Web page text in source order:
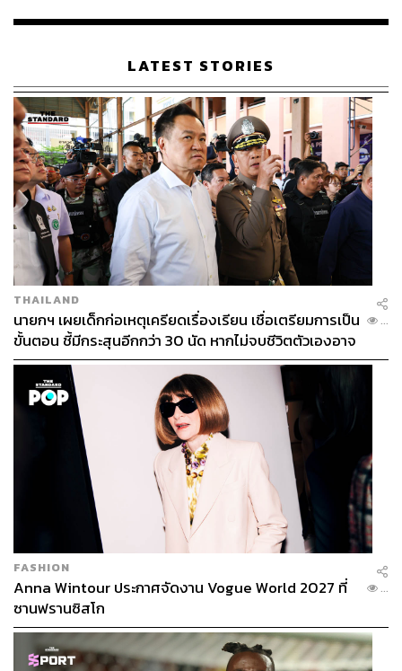
ทำให้คุณเข้าใจชีวิตและความตายในความหมายที่เปลี่ยน
ทังจุนซัง:ที่จริงผมยังเพิ่งอายุ 19 ปี แต่เอาจริงๆ แล้ว มันก็เป็น
เรื่องที่คนอายุเท่านี้สามารถจะนึกถึงได้ แต่ผมไม่เคยคิดเรื่อง
ของ ‘ชีวิตและความตาย’ มากขนาดนั้น แต่พอได้แสดงเรื่องนี้
ที่เกี่ยวกับการจัดของให้คนที่จากไป ทำให้ได้ย้อนคิดว่ามี
สิ่งของอะไรที่สื่อถึงตัวเราบ้าง หรือคิดว่าถ้าเราตายไปแล้ว
หลังจากนั้นจะเป็นยังไง คิดแค่อะไรแบบนี้ ไม่ได้คิดถึง ‘ชีวิต
และความตาย’ ในเชิงปรัชญาหรือคิดถึงเรื่องชีวิตและความ
ตายอย่างจริงจังขนาดนั้นครับ
ฮันกือรู เด็กหนุ่มที่มีอาการแอสเพอร์เกอร์
พนักงานเก็บกวาดที่เกิดเหตุหลังความตายให้กับบริษัท Move
to Heaven แต่เมื่อพ่อเสียชีวิต ทำให้เขาต้องเริ่มทำงานกับ
ญาติเพียงคนเดียวที่หลงเหลืออยู่ คือซังกูและนามูที่เป็นเพื่อน
บ้าน ถึงแม้ว่าเขาต้องดิ้นรนในการแสดงออกทางอารมณ์และ
สื่อสารกับคนอื่นเนื่องจากอาการแอสเพอร์เกอร์ แต่เขากลับ
เข้าใจเรื่องราวที่ถูกทิ้งไว้ของผู้จากไปด้วยพรสวรรค์ในด้าน
การสังเกตและความจำเป็นเลิศ ทั้งยังได้ถ่ายทอดเรื่องราว
ของผู้ที่จากไปและส่งสารให้ครอบครัวผู้สูญเสีย
เรือนไทยที่ถูกซุกไว้
LATEST STORIES
THAILAND
นายกฯ เผยเด็กก่อเหตุเครียดเรื่องเรียน เชื่อเตรียมการเป็น
ขั้นตอน ชี้มีกระสุนอีกกว่า 30 นัด หากไม่จบชีวิตตัวเองอาจ
สูญเสียเพิ่ม
...
FASHION
Anna Wintour ประกาศจัดงาน Vogue World 2027 ที่
ซานฟรานซิสโก
...